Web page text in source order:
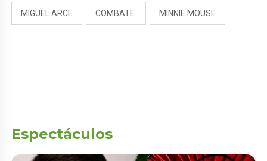
MIGUEL ARCE COMBATE. MINNIE MOUSE
Espectáculos